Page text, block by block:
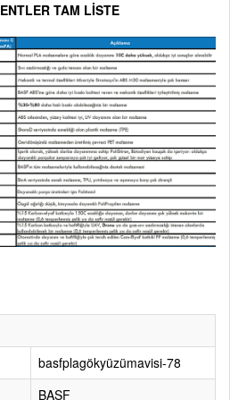
TAM LİSTE
basfplagökyüzümavisi-78
BASF